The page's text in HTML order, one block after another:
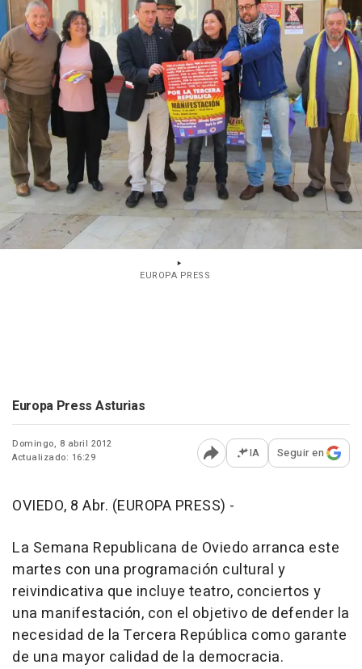
EUROPA PRESS
Europa Press Asturias
Domingo, 8 abril 2012
Actualizado: 16:29
Abrir opciones para
IA Seguir en
OVIEDO, 8 Abr. (EUROPA PRESS) -
La Semana Republicana de Oviedo arranca este
martes con una programación cultural y
reivindicativa que incluye teatro, conciertos y
una manifestación, con el objetivo de defender la
necesidad de la Tercera República como garante
de una mayor calidad de la democracia.